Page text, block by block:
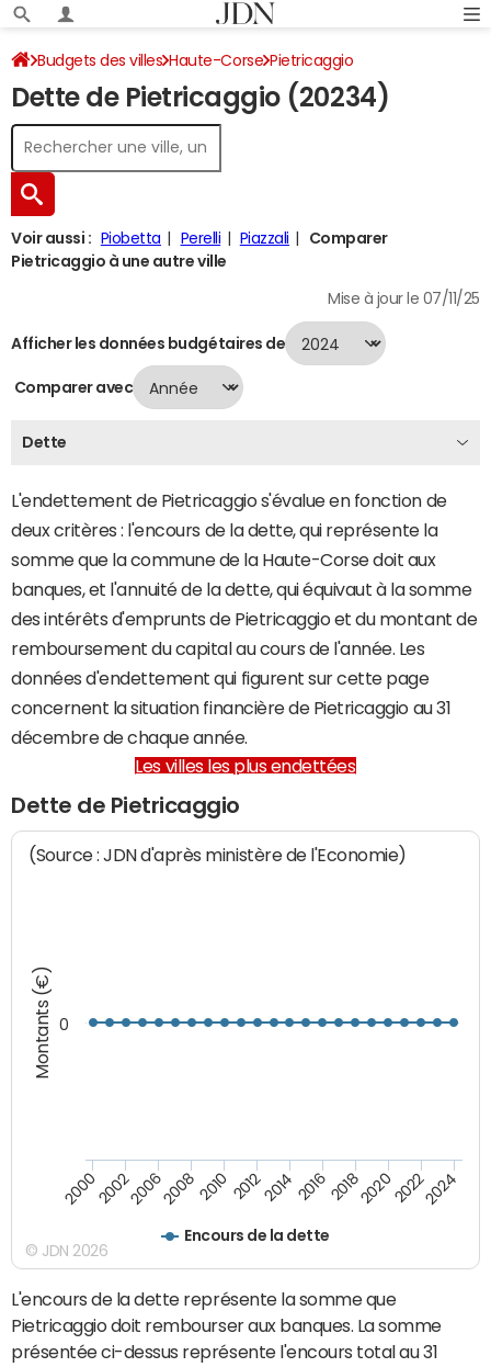
Budgets des villes Haute-Corse Pietricaggio
Dette au 31/12/2024
Dette de Pietricaggio (20234)
Voir aussi : Piobetta Perelli Piazzali
Comparer
Pietricaggio à une autre ville
Mise à jour le 07/11/25
Afficher les données budgétaires de
Comparer avec
Dette
L'endettement de Pietricaggio s'évalue en fonction de
deux critères : l'encours de la dette, qui représente la
somme que la commune de la Haute-Corse doit aux
banques, et l'annuité de la dette, qui équivaut à la somme
des intérêts d'emprunts de Pietricaggio et du montant de
remboursement du capital au cours de l'année. Les
données d'endettement qui figurent sur cette page
concernent la situation financière de Pietricaggio au 31
décembre de chaque année.
Les villes les plus endettées
Dette de Pietricaggio
Montants (€)
(Source : JDN d'après ministère de l'Economie)
Encours de la dette
20002002200620082010 2012201420162018202020222024
0
© JDN 2026
L'encours de la dette représente la somme que
Pietricaggio doit rembourser aux banques. La somme
présentée ci-dessus représente l'encours total au 31